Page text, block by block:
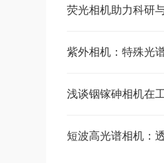
紫外相机：特殊光